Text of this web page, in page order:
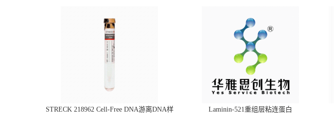
STRECK 218962 Cell-Free DNA游离DNA样
Laminin-521重组层粘连蛋白